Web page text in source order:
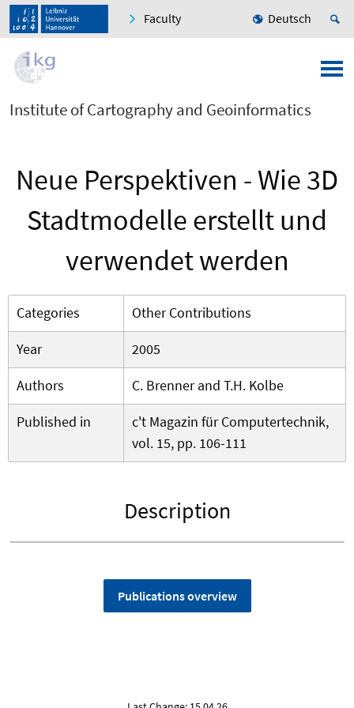
Faculty Deutsch
Institute of Cartography and Geoinformatics
Neue Perspektiven - Wie 3D
Stadtmodelle erstellt und
verwendet werden
Categories
Other Contributions
Year
2005
Authors
C. Brenner and T.H. Kolbe
Published in
c't Magazin für Computertechnik,
vol. 15, pp. 106-111
Description
Publications overview